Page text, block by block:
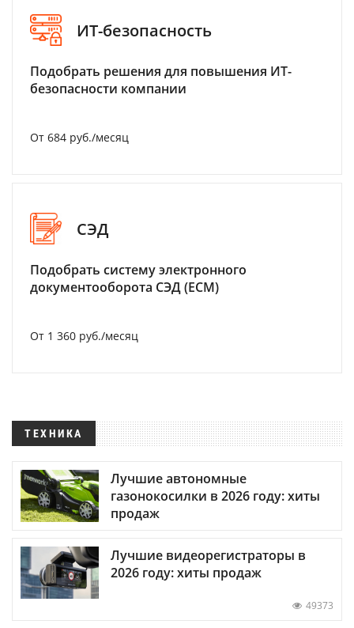
ИТ-безопасность
Подобрать решения для повышения ИТ-
безопасности компании
От 684 руб./месяц
СЭД
Подобрать систему электронного
документооборота СЭД (ECM)
От 1 360 руб./месяц
ТЕХНИКА
Лучшие автономные
газонокосилки в 2026 году: хиты
продаж
Лучшие видеорегистраторы в
2026 году: хиты продаж
49373